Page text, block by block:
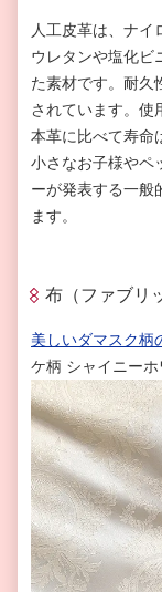
人工皮革は、ナイ
ウレタンや塩化ビ
た素材です。耐久
されています。使
本革に比べて寿命
小さなお子様やペ
ーが発表する一般
ます。
布（ファブリ
美しいダマスク柄
ケ柄 シャイニーホ